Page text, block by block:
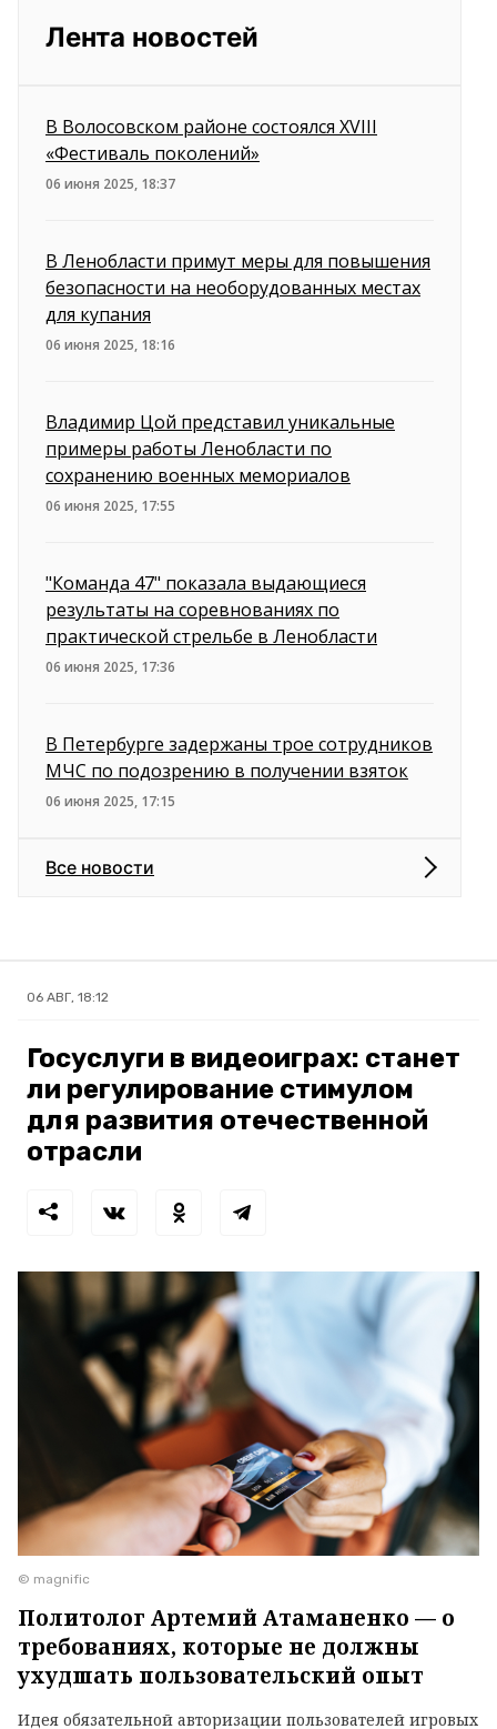
Лента новостей
В Волосовском районе состоялся XVIII
«Фестиваль поколений»
06 июня 2025, 18:37
В Ленобласти примут меры для повышения
безопасности на необорудованных местах
для купания
06 июня 2025, 18:16
Владимир Цой представил уникальные
примеры работы Ленобласти по
сохранению военных мемориалов
06 июня 2025, 17:55
"Команда 47" показала выдающиеся
результаты на соревнованиях по
практической стрельбе в Ленобласти
06 июня 2025, 17:36
В Петербурге задержаны трое сотрудников
МЧС по подозрению в получении взяток
06 июня 2025, 17:15
Все новости
06 АВГ, 18:12
Госуслуги в видеоиграх: станет
ли регулирование стимулом
для развития отечественной
отрасли
© magnific
Политолог Артемий Атаманенко — о
требованиях, которые не должны
ухудшать пользовательский опыт
Идея обязательной авторизации пользователей игровых